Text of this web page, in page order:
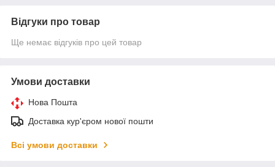
Відгуки про товар
Ще немає відгуків про цей товар
Умови доставки
Нова Пошта
Доставка кур'єром нової пошти
Всі умови доставки